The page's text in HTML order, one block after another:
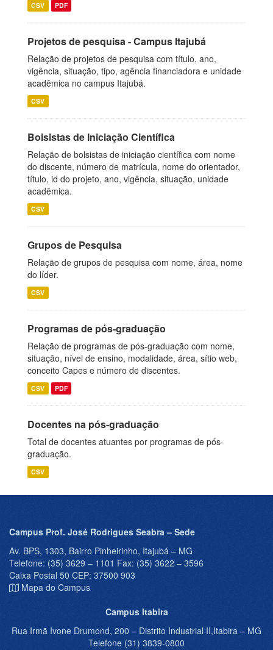
CSV PDF
Projetos de pesquisa - Campus Itajubá
Relação de projetos de pesquisa com título, ano,
vigência, situação, tipo, agência financiadora e unidade
acadêmica no campus Itajubá.
CSV
Bolsistas de Iniciação Científica
Relação de bolsistas de iniciação científica com nome
do discente, número de matrícula, nome do orientador,
título, id do projeto, ano, vigência, situação, unidade
acadêmica.
CSV
Grupos de Pesquisa
Relação de grupos de pesquisa com nome, área, nome
do líder.
CSV
Programas de pós-graduação
Relação de programas de pós-graduação com nome,
situação, nível de ensino, modalidade, área, sítio web,
conceito Capes e número de discentes.
CSV PDF
Docentes na pós-graduação
Total de docentes atuantes por programas de pós-
graduação.
CSV
Campus Prof. José Rodrigues Seabra – Sede
Av. BPS, 1303, Bairro Pinheirinho, Itajubá – MG
Telefone: (35) 3629 – 1101 Fax: (35) 3622 – 3596
Caixa Postal 50 CEP: 37500 903
Mapa do Campus
Campus Itabira
Rua Irmã Ivone Drumond, 200 – Distrito Industrial II,Itabira – MG
Telefone (31) 3839-0800